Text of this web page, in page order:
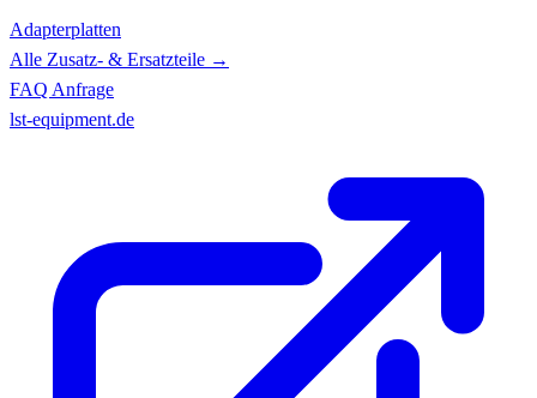
Adapterplatten
Alle Zusatz- & Ersatzteile →
FAQ Anfrage
lst-equipment.de